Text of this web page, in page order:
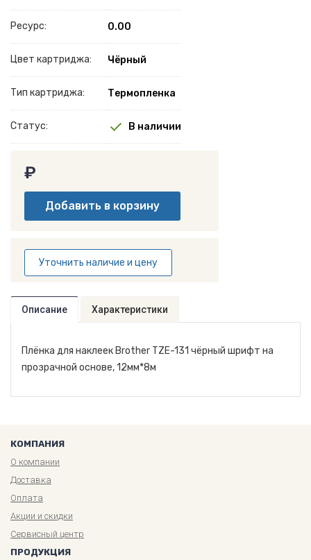
Ресурс: 0.00
Цвет картриджа: Чёрный
Тип картриджа: Термопленка
Статус: В наличии
₽
Уточнить наличие и цену
Описание Характеристики
Плёнка для наклеек Brother TZE-131 чёрный шрифт на
прозрачной основе, 12мм*8м
КОМПАНИЯ
О компании
Доставка
Оплата
Акции и скидки
Сервисный центр
ПРОДУКЦИЯ